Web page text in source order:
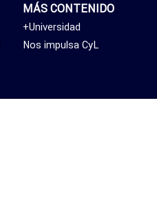
MÁS CONTENIDO
+Universidad
Nos impulsa CyL